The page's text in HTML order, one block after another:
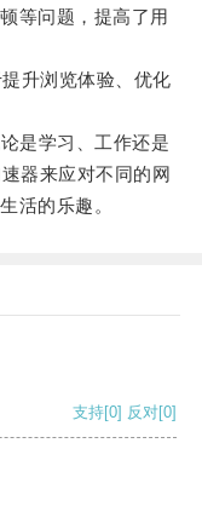
等问题，提高了用
升浏览体验、优化
是学习、工作还是
器来应对不同的网
活的乐趣。
支持[0] 反对[0]